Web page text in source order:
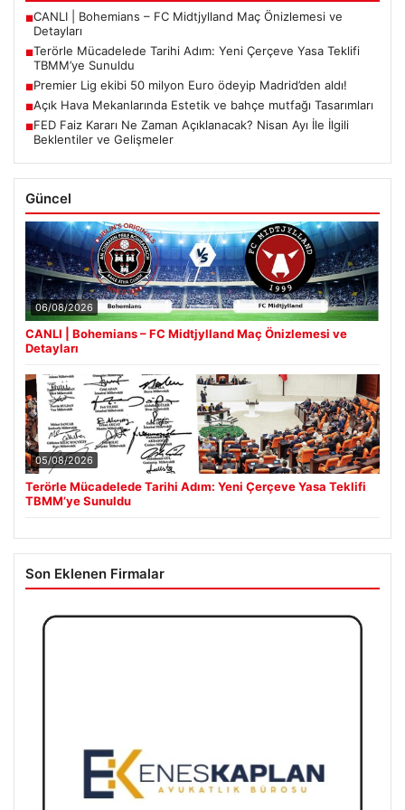
■CANLI | Bohemians – FC Midtjylland Maç Önizlemesi ve
Detayları
■Terörle Mücadelede Tarihi Adım: Yeni Çerçeve Yasa Teklifi
TBMM’ye Sunuldu
■Premier Lig ekibi 50 milyon Euro ödeyip Madrid’den aldı!
■Açık Hava Mekanlarında Estetik ve bahçe mutfağı Tasarımları
■FED Faiz Kararı Ne Zaman Açıklanacak? Nisan Ayı İle İlgili
Beklentiler ve Gelişmeler
Güncel
06/08/2026
CANLI | Bohemians – FC Midtjylland Maç Önizlemesi ve
Detayları
05/08/2026
Terörle Mücadelede Tarihi Adım: Yeni Çerçeve Yasa Teklifi
TBMM’ye Sunuldu
Son Eklenen Firmalar